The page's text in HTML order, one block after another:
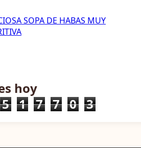
SOPA DE HABAS MUY
hoy
5 1 7 7 0 3